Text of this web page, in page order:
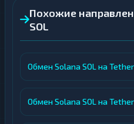
Похожие
SOL
Обмен Solana SOL на Tether
Обмен Solana SOL на Tether